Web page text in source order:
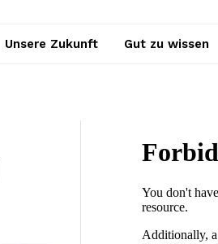
Unsere Zukunft Gut zu wissen